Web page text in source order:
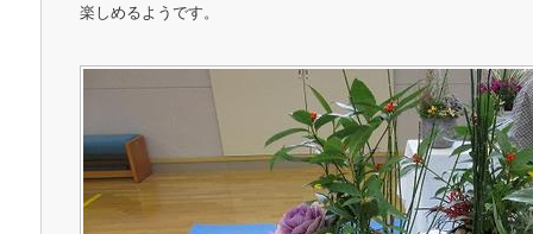
楽しめるようです。